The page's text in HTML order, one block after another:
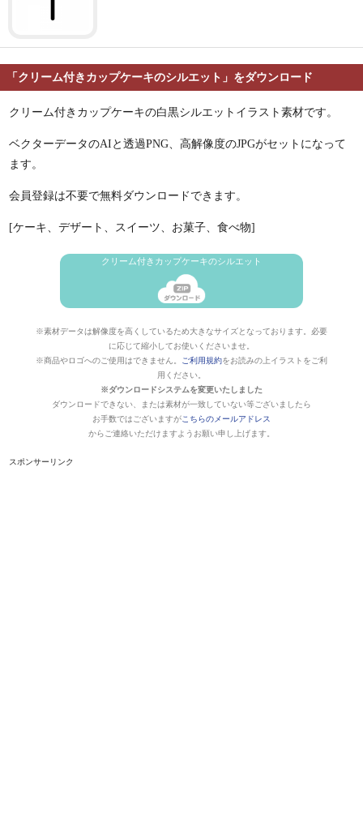
「クリーム付きカップケーキのシルエット」をダウンロード
クリーム付きカップケーキの白黒シルエットイラスト素材です。
ベクターデータのAIと透過PNG、高解像度のJPGがセットになって
ます。
会員登録は不要で無料ダウンロードできます。
[ケーキ、デザート、スイーツ、お菓子、食べ物]
クリーム付きカップケーキのシルエット
※素材データは解像度を高くしているため大きなサイズとなっております。必要
に応じて縮小してお使いくださいませ。
※商品やロゴへのご使用はできません。
ご利用規約をお読みの上イラストをご利
用ください。
※ダウンロードシステムを変更いたしました
ダウンロードできない、または素材が一致していない等ございましたら
お手数ではございますがこちらのメールアドレス
からご連絡いただけますようお願い申し上げます。
スポンサーリンク